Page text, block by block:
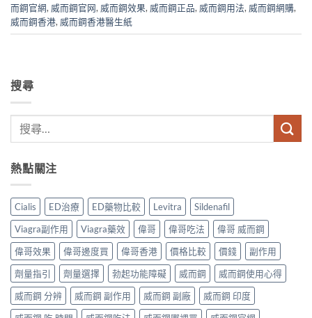
而鋼官網, 威而鋼官网, 威而鋼效果, 威而鋼正品, 威而鋼用法, 威而鋼網購,
威而鋼香港, 威而鋼香港醫生紙
搜尋
熱點關注
Cialis ED治療 ED藥物比較 Levitra
Sildenafil
Viagra副作用
Viagra藥效 偉哥 偉哥吃法
偉哥 威而鋼
偉哥效果
偉哥邊度買 偉哥香港 價格比較 價錢
副作用
劑量指引
劑量選擇 勃起功能障礙 威而鋼
威而鋼使用心得
威而鋼 分辨
威而鋼 副作用 威而鋼 副廠
威而鋼 印度